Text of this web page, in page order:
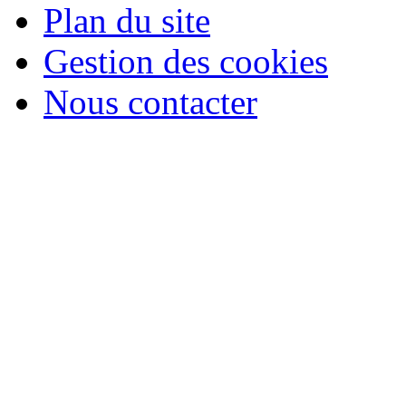
Plan du site
Gestion des cookies
Nous contacter